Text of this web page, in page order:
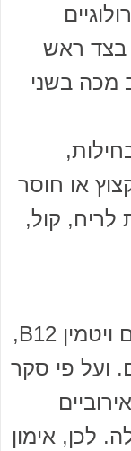
בצד ראש
מכה בשני
או חוסר
לריח, קול,
רוב הסובלים ממיגרנות לוקחים ויטמין B12,
3 ומגנזיום. ועל פי סקר
אירוביים
לכן, אימון